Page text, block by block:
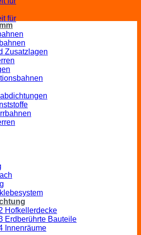
Zusatzlagen
Hofkellerdecke
Erdberührte Bauteile
Innenräume